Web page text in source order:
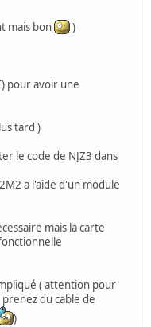
mais bon
)
pour avoir une
tard )
le code de NJZ3 dans
a l'aide d'un module
mais la carte
( attention pour
du cable de
)